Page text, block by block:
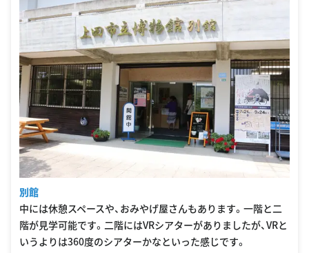
別館
中には休憩スペースや、おみやげ屋さんもあります。一階と二
階が見学可能です。二階にはVRシアターがありましたが、VRと
いうよりは360度のシアターかなといった感じです。